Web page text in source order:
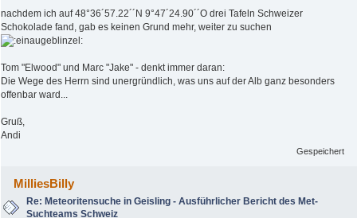
nachdem ich auf 48°36´57.22´´N 9°47´24.90´´O drei Tafeln Schweizer
Schokolade fand, gab es keinen Grund mehr, weiter zu suchen
Tom "Elwood" und Marc "Jake" - denkt immer daran:
Die Wege des Herrn sind unergründlich, was uns auf der Alb ganz besonders
offenbar ward...
Gruß,
Andi
Gespeichert
MilliesBilly
Re: Meteoritensuche in Geisling - Ausführlicher Bericht des Met-
Suchteams Schweiz